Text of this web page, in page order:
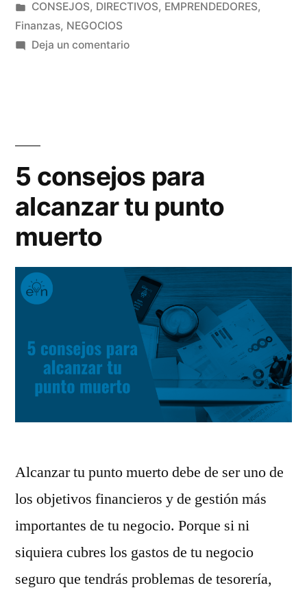
son
los
por
Publicado
en
CONSEJOS, DIRECTIVOS, EMPRENDEDORES,
Finanzas, NEGOCIOS
Deja un comentarioen
costes
de
no
5 consejos para
alcanzar tu punto
muerto
Alcanzar tu punto muerto debe de ser uno de
los objetivos financieros y de gestión más
importantes de tu negocio. Porque si ni
siquiera cubres los gastos de tu negocio
seguro que tendrás problemas de tesorería,